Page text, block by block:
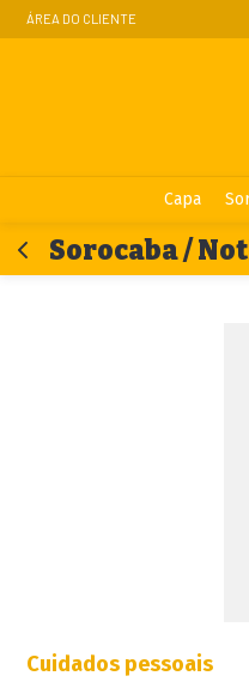
ÁREA DO CLIENTE
Capa
Sorocaba /
Cuidados pessoais